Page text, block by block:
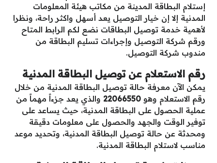
إستلام البطاقة المدينة من مكاتب هيئة المعلومات
المدنية إلا إن خيار التوصيل يعد أسهل واكثر راحة، ونظرا
لأهمية خدمة توصيل البطاقات نضع لكم الرابط المتاح
ورقم شركة التوصيل وإجراءات تسليم البطاقة من
مندوب شركة التوصيل.
رقم الاستعلام عن توصيل البطاقة المدنية
يمكن الآن معرفة حالة توصيل البطاقة المدنية من خلال
رقم الاستعلام وهو 22066550 والذي يعد جزءاً مهماً من
عملية الحصول على البطاقة المدنية، حيث يساعد على
توفير الوقت والجهد والحصول على معلومات دقيقة
ومحدثة عن حالة توصيل البطاقة المدنية، وتحديد موعد
مناسب لاستلام البطاقة المدنية.